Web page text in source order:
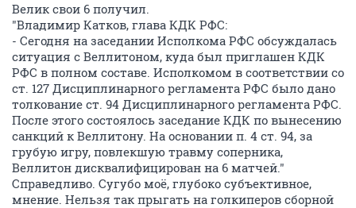
Велик свои 6 получил.
"Владимир Катков, глава КДК РФС:
- Сегодня на заседании Исполкома РФС обсуждалась
ситуация с Веллитоном, куда был приглашен КДК
РФС в полном составе. Исполкомом в соответствии со
ст. 127 Дисциплинарного регламента РФС было дано
толкование ст. 94 Дисциплинарного регламента РФС.
После этого состоялось заседание КДК по вынесению
санкций к Веллитону. На основании п. 4 ст. 94, за
грубую игру, повлекшую травму соперника,
Веллитон дисквалифицирован на 6 матчей."
Справедливо. Сугубо моё, глубоко субъективное,
мнение. Нельзя так прыгать на голкиперов сборной